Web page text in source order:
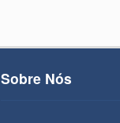
Sobre Nós